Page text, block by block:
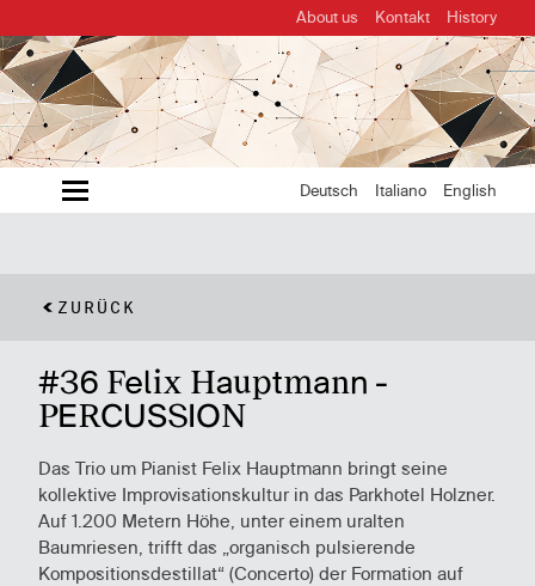
About us Kontakt History
Deutsch Italiano English
ZURÜCK
#36 Felix Hauptmann -
PERCUSSION
Das Trio um Pianist Felix Hauptmann bringt seine
kollektive Improvisationskultur in das Parkhotel Holzner.
Auf 1.200 Metern Höhe, unter einem uralten
Baumriesen, trifft das „organisch pulsierende
Kompositionsdestillat“ (Concerto) der Formation auf